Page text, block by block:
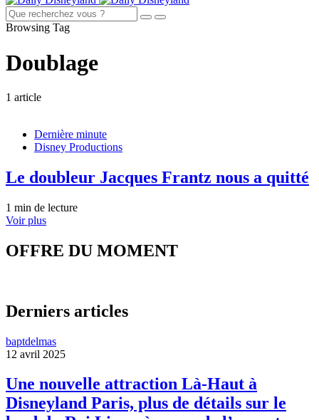
Browsing Tag
Doublage
1 article
Dernière minute
Disney Productions
Le doubleur Jacques Frantz nous a quitté
1 min de lecture
Voir plus
OFFRE DU MOMENT
Derniers articles
baptdelmas
12 avril 2025
Une nouvelle attraction Là-Haut à
Disneyland Paris, plus de détails sur le